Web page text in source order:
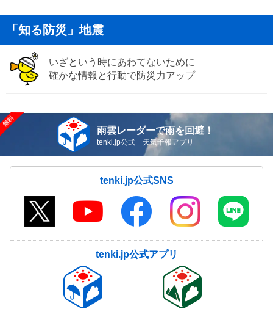
「知る防災」地震
いざという時にあわてないために
確かな情報と行動で防災力アップ
雨雲レーダーで雨を回避！
tenki.jp公式 天気予報アプリ
tenki.jp公式SNS
tenki.jp公式アプリ